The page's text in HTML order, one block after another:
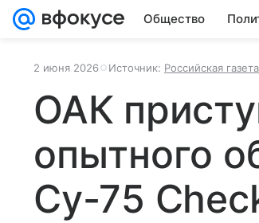
Общество
2 июня 2026 Источник: Российская газета
ОАК
опытного
Су-75